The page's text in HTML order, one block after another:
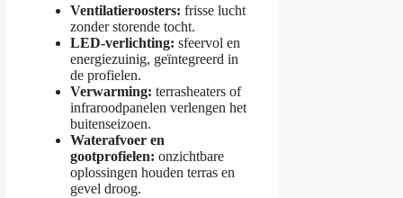
Ventilatieroosters: frisse lucht
zonder storende tocht.
LED-verlichting: sfeervol en
energiezuinig, geïntegreerd in
de profielen.
Verwarming: terrasheaters of
infraroodpanelen verlengen het
buitenseizoen.
Waterafvoer en
gootprofielen: onzichtbare
oplossingen houden terras en
gevel droog.